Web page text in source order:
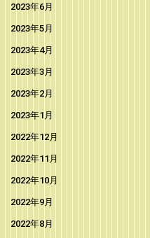
2023年6月
2023年5月
2023年4月
2023年3月
2023年2月
2023年1月
2022年12月
2022年11月
2022年10月
2022年9月
2022年8月